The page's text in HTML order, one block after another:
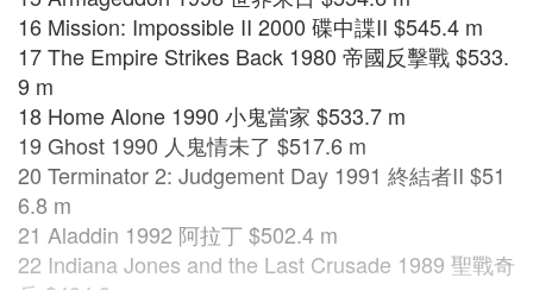
16 Mission: Impossible II 2000 碟中諜II $545.4 m
17 The Empire Strikes Back 1980 帝國反擊戰 $533.
9 m
18 Home Alone 1990 小鬼當家 $533.7 m
19 Ghost 1990 人鬼情未了 $517.6 m
20 Terminator 2: Judgement Day 1991 終結者II $51
6.8 m
21 Aladdin 1992 阿拉丁 $502.4 m
22 Indiana Jones and the Last Crusade 1989 聖戰奇